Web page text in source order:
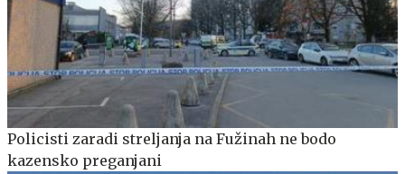
Policisti zaradi streljanja na Fužinah ne bodo
kazensko preganjani